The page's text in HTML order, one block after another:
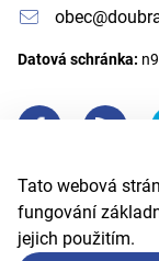
Tato webová
fungování
jejich použitím.
Datová schránka: